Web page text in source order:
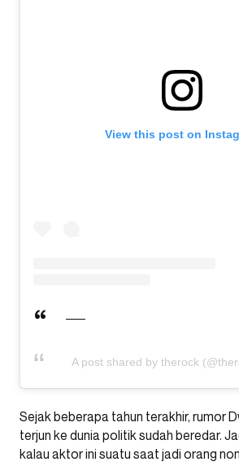
View this post on
A post shared by therock
Sejak beberapa tahun terakhir, rumor
terjun ke dunia politik sudah beredar.
kalau aktor ini suatu saat jadi orang